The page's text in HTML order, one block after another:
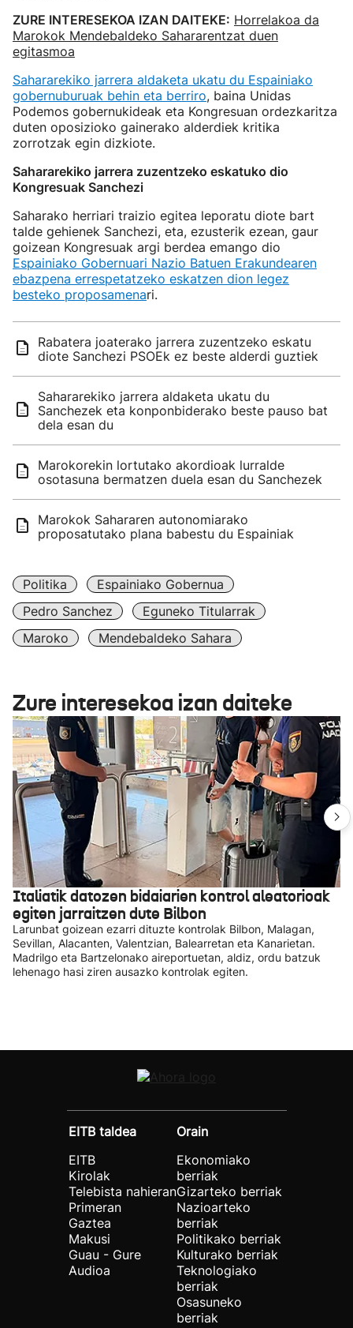
ZURE INTERESEKOA IZAN DAITEKE: Horrelakoa da
Marokok Mendebaldeko Sahararentzat duen
egitasmoa
Sahararekiko jarrera aldaketa ukatu du Espainiako
gobernuburuak behin eta berriro, baina Unidas
Podemos gobernukideak eta Kongresuan ordezkaritza
duten oposizioko gainerako alderdiek kritika
zorrotzak egin dizkiote.
Sahararekiko jarrera zuzentzeko eskatuko dio
Kongresuak Sanchezi
Saharako herriari traizio egitea leporatu diote bart
talde gehienek Sanchezi, eta, ezusterik ezean, gaur
goizean Kongresuak argi berdea emango dio
Espainiako Gobernuari Nazio Batuen Erakundearen
ebazpena errespetatzeko eskatzen dion legez
besteko proposamenari.
Rabatera joaterako jarrera zuzentzeko eskatu
diote Sanchezi PSOEk ez beste alderdi guztiek
Sahararekiko jarrera aldaketa ukatu du
Sanchezek eta konponbiderako beste pauso bat
dela esan du
Marokorekin lortutako akordioak lurralde
osotasuna bermatzen duela esan du Sanchezek
Marokok Sahararen autonomiarako
proposatutako plana babestu du Espainiak
Politika
Espainiako Gobernua
Pedro Sanchez
Eguneko Titularrak
Maroko
Mendebaldeko Sahara
Zure interesekoa izan daiteke
Italiatik datozen bidaiarien kontrol aleatorioak
egiten jarraitzen dute Bilbon
Larunbat goizean ezarri dituzte kontrolak Bilbon, Malagan,
Sevillan, Alacanten, Valentzian, Balearretan eta Kanarietan.
Madrilgo eta Bartzelonako aireportuetan, aldiz, ordu batzuk
lehenago hasi ziren ausazko kontrolak egiten.
EITB taldea
EITB
Kirolak
Telebista nahieran
Primeran
Gaztea
Makusi
Guau - Gure
Audioa
Orain
Ekonomiako
berriak
Gizarteko berriak
Nazioarteko
berriak
Politikako berriak
Kulturako berriak
Teknologiako
berriak
Osasuneko
berriak